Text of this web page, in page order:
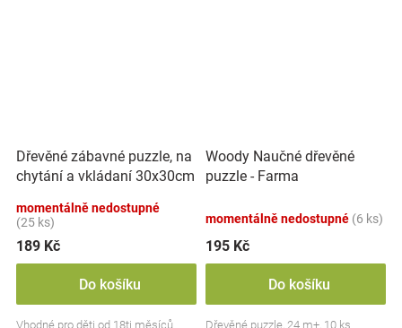
Dřevěné zábavné puzzle, na
chytání a vkládaní 30x30cm
momentálně nedostupné
(25 ks)
189 Kč
Do košíku
Vhodné pro děti od 18ti měsíců.
Woody Naučné dřevěné
puzzle - Farma
momentálně nedostupné (6 ks)
195 Kč
Do košíku
Dřevěné puzzle, 24 m+, 10 ks.